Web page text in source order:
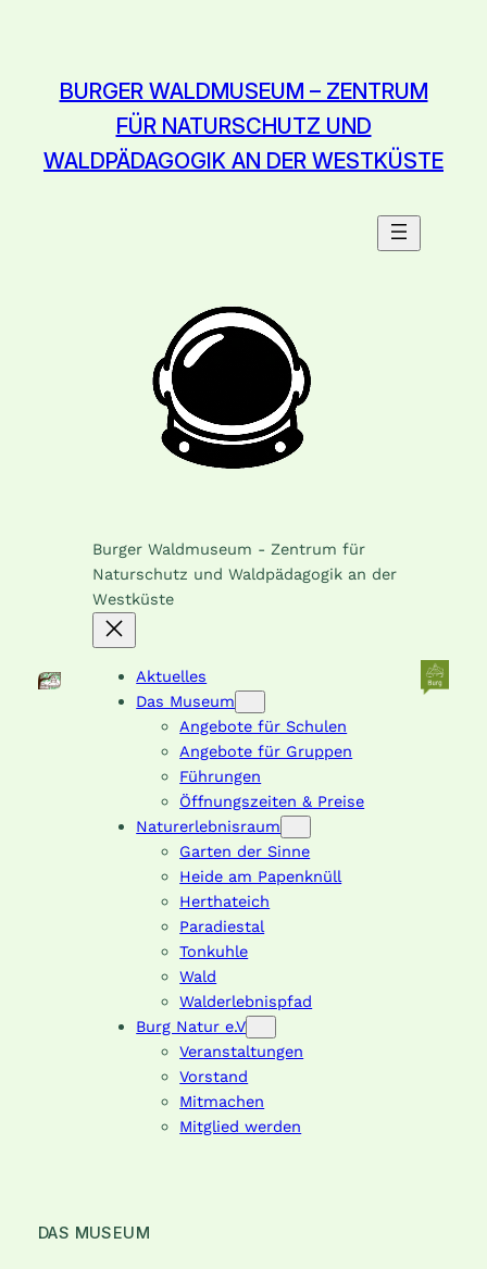
BURGER WALDMUSEUM – ZENTRUM
FÜR NATURSCHUTZ UND
WALDPÄDAGOGIK AN DER WESTKÜSTE
Burger Waldmuseum - Zentrum für
Naturschutz und Waldpädagogik an der
Westküste
Aktuelles
Das Museum
Angebote für Schulen
Angebote für Gruppen
Führungen
Öffnungszeiten & Preise
Naturerlebnisraum
Garten der Sinne
Heide am Papenknüll
Herthateich
Paradiestal
Tonkuhle
Wald
Walderlebnispfad
Burg Natur e.V
Veranstaltungen
Vorstand
Mitmachen
Mitglied werden
DAS MUSEUM